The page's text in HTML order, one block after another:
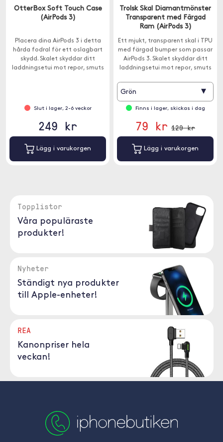
OtterBox Soft Touch Case
(AirPods 3)
Placera dina AirPods 3 i detta
hårda fodral för ett oslagbart
skydd. Skalet skyddar ditt
laddningsetui mot repor, smuts
Slut i lager, 2-6 veckor
249 kr
Lägg i varukorgen
Trolsk Skal Diamantmönster
Transparent med Färgad
Ram (AirPods 3)
Ett mjukt, transparent skal i TPU
med färgad bumper som passar
AirPods 3. Skalet skyddar ditt
laddningsetui mot repor, smuts
Grön ▾
Finns i lager, skickas i dag
79 kr 129 kr
Lägg i varukorgen
Topplistor
Våra populäraste
produkter!
Nyheter
Ständigt nya produkter
till Apple-enheter!
REA
Kanonpriser hela
veckan!